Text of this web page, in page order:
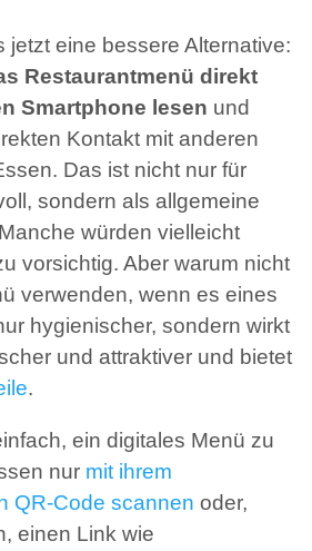
jetzt eine bessere Alternative:
Restaurantmenü direkt
Smartphone lesen und
Kontakt mit anderen
Das ist nicht nur für
sondern als allgemeine
würden vielleicht
vorsichtig. Aber warum nicht
verwenden, wenn es eines
hygienischer, sondern wirkt
und attraktiver und bietet
.
ein digitales Menü zu
nur mit ihrem
QR-Code scannen oder,
einen Link wie